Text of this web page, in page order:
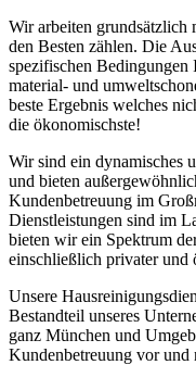
Wir arbeiten grundsätzlich
den Besten zählen. Die
spezifischen Bedingungen
material- und
beste Ergebnis welches
die ökonomischste!
Wir sind ein dynamisches
und bieten
Kundenbetreuung im
Dienstleistungen sind im
bieten wir ein Spektrum
einschließlich privater und
Unsere
Bestandteil unseres
ganz München und
Kundenbetreuung vor und